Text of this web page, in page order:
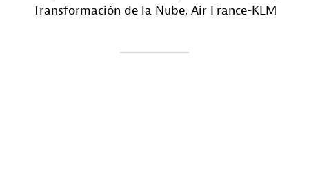
Transformación de la Nube, Air France-KLM